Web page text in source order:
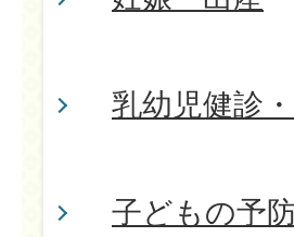
乳幼児健診
子どもの予